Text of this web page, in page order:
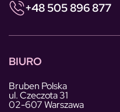
+48 505 896 877
BIURO
Bruben Polska
ul. Czeczota 31
02-607 Warszawa